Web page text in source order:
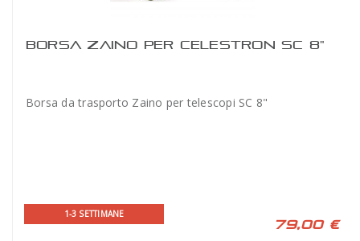
BORSA ZAINO PER CELESTRON SC 8"
Borsa da trasporto Zaino per telescopi SC 8"
1-3 SETTIMANE
79,00 €